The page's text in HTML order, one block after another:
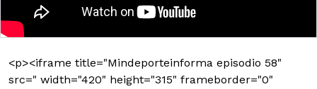
<p><iframe title="Mindeporteinforma episodio 58"
src=" width="420" height="315" frameborder="0"